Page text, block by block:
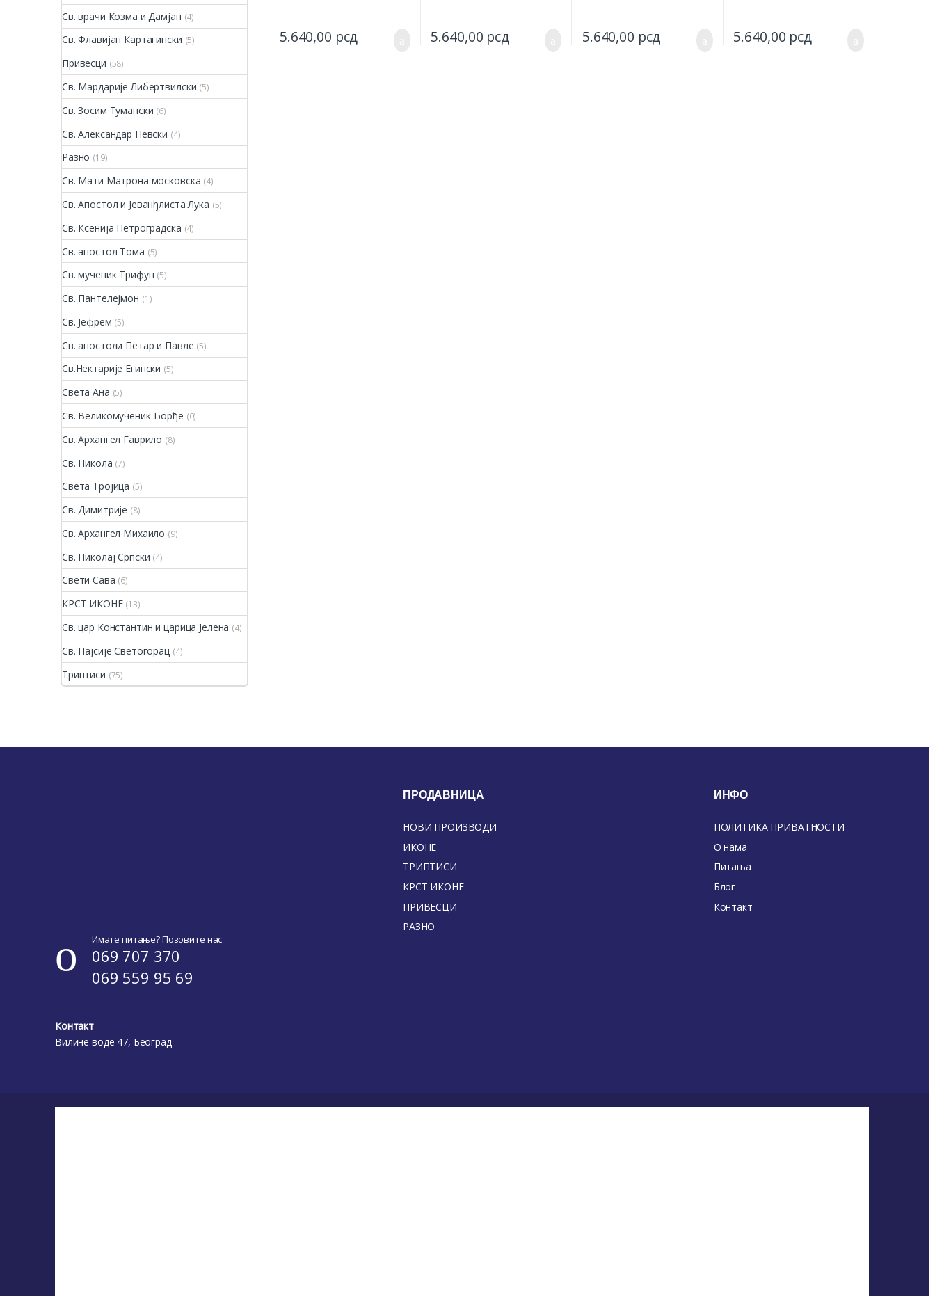
5.640,00 рсд 5.640,00 рсд 5.640,00 рсд 5.640,00 рсд
Св. врачи Козма и Дамјан (4)
Св. Флавијан Картагински (5)
Привесци (58)
Св. Мардарије Либертвилски (5)
Св. Зосим Тумански (6)
Св. Александар Невски (4)
Разно (19)
Св. Мати Матрона московска (4)
Св. Апостол и Јеванђлиста Лука (5)
Св. Ксенија Петроградска (4)
Св. апостол Тома (5)
Св. мученик Трифун (5)
Св. Пантелејмон (1)
Св. Јефрем (5)
Св. апостоли Петар и Павле (5)
Св.Нектарије Егински (5)
Света Ана (5)
Св. Великомученик Ђорђе (0)
Св. Архангел Гаврило (8)
Св. Никола (7)
Света Тројица (5)
Св. Димитрије (8)
Св. Архангел Михаило (9)
Св. Николај Српски (4)
Свети Сава (6)
КРСТ ИКОНЕ (13)
Св. цар Константин и царица Јелена (4)
Св. Пајсије Светогорац (4)
Триптиси (75)
Имате питање? Позовите нас
069 707 370
069 559 95 69
Контакт
Вилине воде 47, Београд
ПРОДАВНИЦА
НОВИ ПРОИЗВОДИ
ИКОНЕ
ТРИПТИСИ
КРСТ ИКОНЕ
ПРИВЕСЦИ
РАЗНО
ИНФО
ПОЛИТИКА ПРИВАТНОСТИ
О нама
Питања
Блог
Контакт